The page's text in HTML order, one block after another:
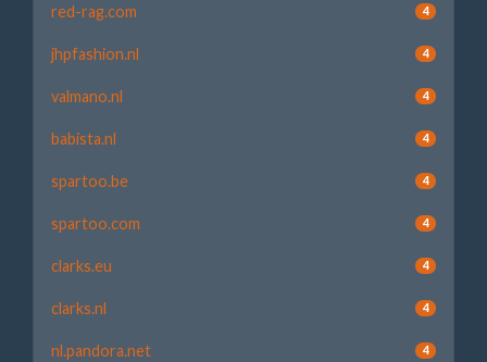
red-rag.com 4
jhpfashion.nl 4
valmano.nl 4
babista.nl 4
spartoo.be 4
spartoo.com 4
clarks.eu 4
clarks.nl 4
nl.pandora.net 4